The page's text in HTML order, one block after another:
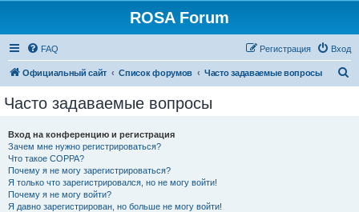
ROSA Forum
FAQ Вход
Регистрация
Официальный сайт Список форумов Часто задаваемые вопросы
Часто задаваемые вопросы
Вход на конференцию и регистрация
Зачем мне нужно регистрироваться?
Что такое COPPA?
Почему я не могу зарегистрироваться?
Я только что зарегистрировался, но не могу войти!
Почему я не могу войти?
Я давно зарегистрирован, но больше не могу войти!